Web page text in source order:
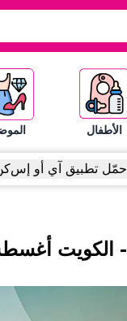
الأطفال
حمّل تطبيق آي أو إس
- الكويت